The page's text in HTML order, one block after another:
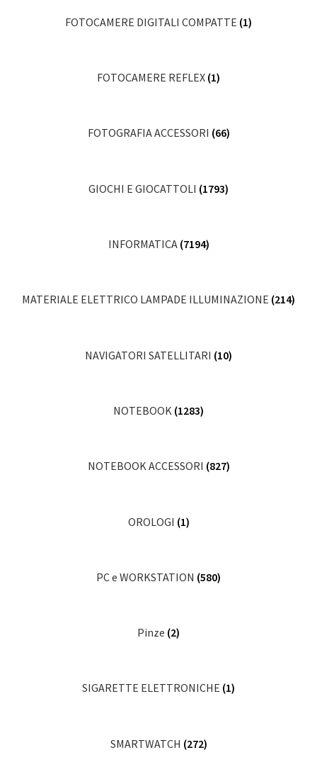
FOTOCAMERE DIGITALI COMPATTE (1)
FOTOCAMERE REFLEX (1)
FOTOGRAFIA ACCESSORI (66)
GIOCHI E GIOCATTOLI (1793)
INFORMATICA (7194)
MATERIALE ELETTRICO LAMPADE ILLUMINAZIONE (214)
NAVIGATORI SATELLITARI (10)
NOTEBOOK (1283)
NOTEBOOK ACCESSORI (827)
OROLOGI (1)
PC e WORKSTATION (580)
Pinze (2)
SIGARETTE ELETTRONICHE (1)
SMARTWATCH (272)